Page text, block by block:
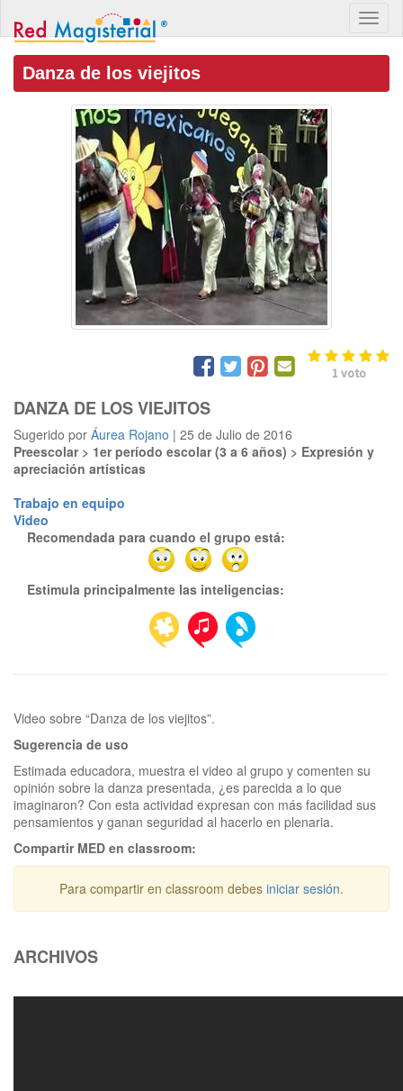
Danza de los viejitos
1voto
DANZA DE LOS VIEJITOS
Sugerido por Áurea Rojano | 25 de Julio de 2016
Preescolar > 1er período escolar (3 a 6 años) > Expresión y
apreciación artísticas
Trabajo en equipo
Video
Recomendada para cuando el grupo está:
Estimula principalmente las inteligencias:
Sugerencia de uso
Estimada educadora, muestra el video al grupo y comenten su
opinión sobre la danza presentada, ¿es parecida a lo que
imaginaron? Con esta actividad expresan con más facilidad sus
pensamientos y ganan seguridad al hacerlo en plenaria.
Compartir MED en classroom:
Para compartir en classroom debes iniciar sesión.
ARCHIVOS